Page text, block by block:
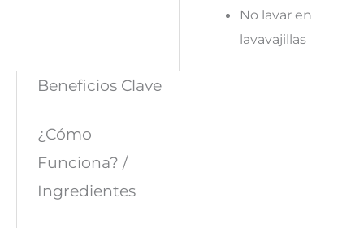
No lavar en
lavavajillas
Beneficios Clave
¿Cómo
Funciona? /
Ingredientes